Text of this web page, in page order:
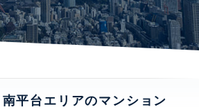
平台エリアのマンション